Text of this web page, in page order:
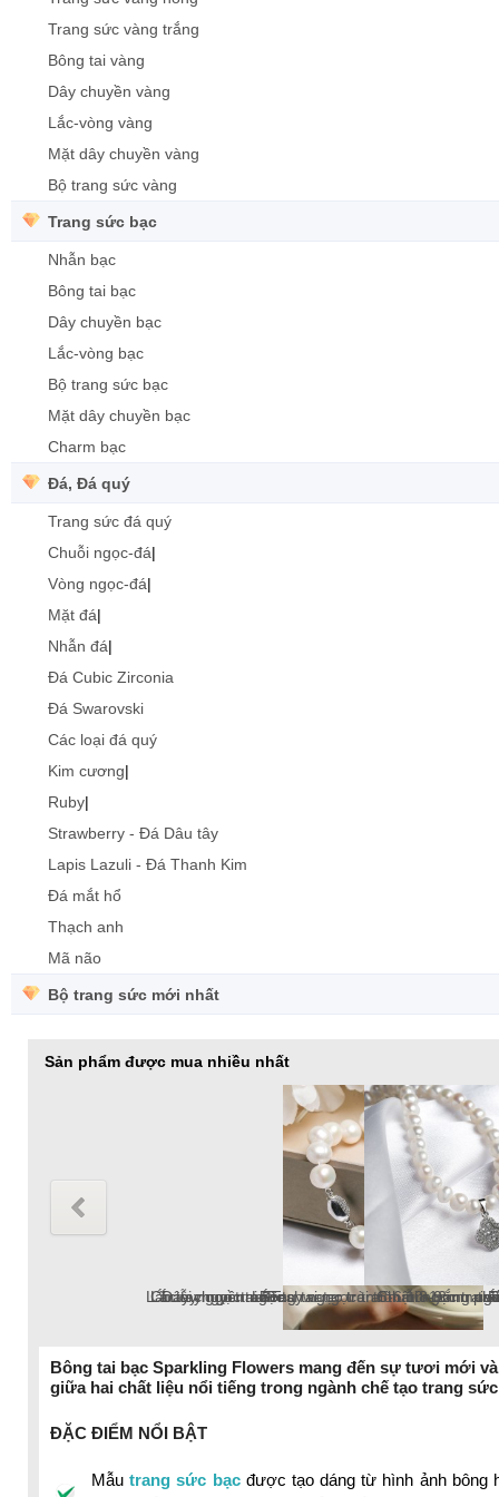
Trang sức vàng trắng
Bông tai vàng
Dây chuyền vàng
Lắc-vòng vàng
Mặt dây chuyền vàng
Bộ trang sức vàng
Trang sức bạc
Nhẫn bạc
Bông tai bạc
Dây chuyền bạc
Lắc-vòng bạc
Bộ trang sức bạc
Mặt dây chuyền bạc
Charm bạc
Đá, Đá quý
Trang sức đá quý
Chuỗi ngọc-đá|
Vòng ngọc-đá|
Mặt đá|
Nhẫn đá|
Đá Cubic Zirconia
Đá Swarovski
Các loại đá quý
Kim cương|
Ruby|
Strawberry - Đá Dâu tây
Lapis Lazuli - Đá Thanh Kim
Đá mắt hổ
Thạch anh
Mã não
Bộ trang sức mới nhất
Sản phẩm được mua nhiều nhất
Lắc tay ngọc trai Freshwater tròn 6-7mm trắng
Dây chuyền ngọc trai Freshwater tròn 6-7mm
chuỗi ngọc trai Freshwater 18k, ngọc trai tròn
Bông tai ngọc trai thật 8-9mm
Lắc tay ngọc trai tròn 10-12mm
Chuỗi ngọc trai Freshwater tròn 5-6mm trắng chốt bạc
Chuỗi ngọc trai Freshwater
Bông tai bạc Sparkling Flowers mang đến sự tươi mới
giữa hai chất liệu nổi tiếng trong ngành chế tạo trang
ĐẶC ĐIỂM NỔI BẬT
Mẫutrang sức bạcđược tạo dáng từ hình ảnh bông